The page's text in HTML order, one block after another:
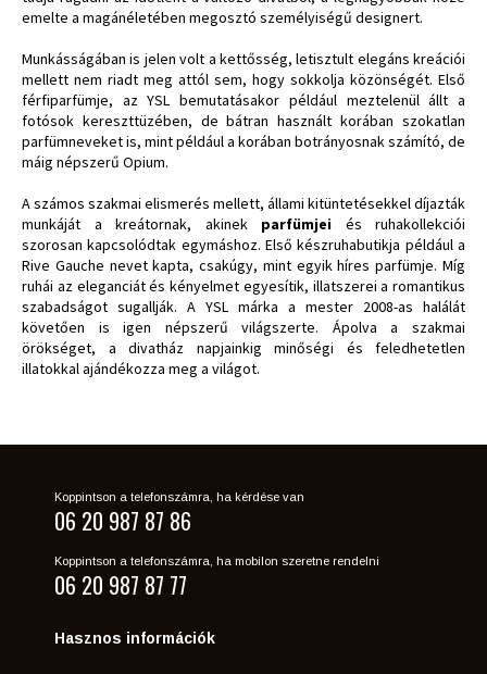
emelte a magánéletében megosztó személyiségű designert.
Munkásságában is jelen volt a kettősség, letisztult elegáns kreációi
mellett nem riadt meg attól sem, hogy sokkolja közönségét. Első
férfiparfümje, az YSL bemutatásakor például meztelenül állt a
fotósok kereszttüzében, de bátran használt korában szokatlan
parfümneveket is, mint például a korában botrányosnak számító, de
máig népszerű Opium.
A számos szakmai elismerés mellett, állami kitüntetésekkel díjazták
munkáját a kreátornak, akinek parfümjei és ruhakollekciói
szorosan kapcsolódtak egymáshoz. Első készruhabutikja például a
Rive Gauche nevet kapta, csakúgy, mint egyik híres parfümje. Míg
ruhái az eleganciát és kényelmet egyesítik, illatszerei a romantikus
szabadságot sugallják. A YSL márka a mester 2008-as halálát
követően is igen népszerű világszerte. Ápolva a szakmai
örökséget, a divatház napjainkig minőségi és feledhetetlen
illatokkal ajándékozza meg a világot.
Koppintson a telefonszámra, ha kérdése van
06 20 987 87 86
Koppintson a telefonszámra, ha mobilon szeretne rendelni
06 20 987 87 77
Hasznos információk